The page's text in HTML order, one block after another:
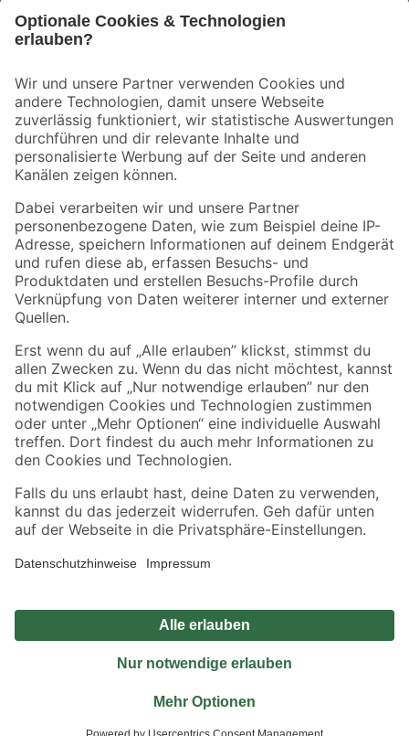
Der toom Newsletter: Keine Angebote und Aktionen mehr verpassen!
Folge uns
Zahlungsarten Versandarten
Sicher einkaufen
Jetzt die toom-App herunterladen
Alle Preisangaben in EUR inkl. gesetzl. MwSt.. Die dargestellten Angebote sind unter
Umständen nicht in allen Märkten verfügbar. Die angegebenen Verfügbarkeiten beziehen
sich auf den unter "Mein Markt" ausgewählten toom Baumarkt. Alle Angebote und
*Paketversand ab 59 € versandkostenfrei, gilt nicht für Artikel mit Speditionsversand, hier
fallen zusätzliche Versandkosten an.
Privatsphäre Impressum
© 2026 toom Baumarkt GmbH